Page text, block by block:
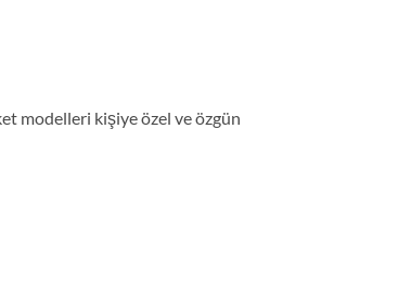
modelleri kişiye özel ve özgün